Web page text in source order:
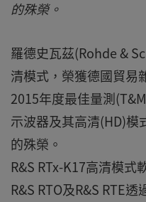
的殊榮。
羅德史瓦茲(Rohde &
清模式，榮獲德國貿
2015年度最佳量測
示波器及其高清(HD)模
的殊榮。
R&S RTx-K17高清模式
R&S RTO及R&S RTE